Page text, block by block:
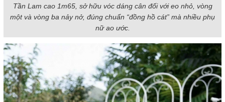
Tần Lam cao 1m65, sở hữu vóc dáng cân đối với eo nhỏ, vòng
một và vòng ba nảy nở, đúng chuẩn “đồng hồ cát” mà nhiều phụ
nữ ao ước.